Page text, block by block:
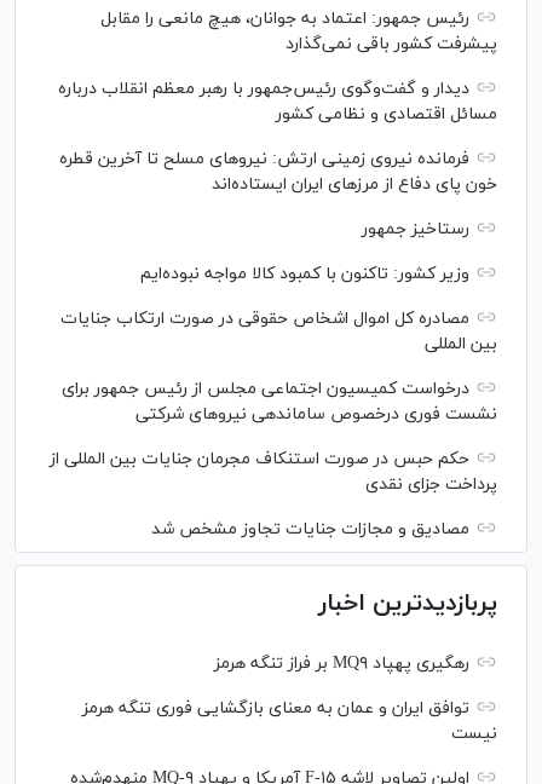
رئیس جمهور: اعتماد به جوانان، هیچ مانعی را مقابل
پیشرفت کشور باقی نمی‌گذارد
دیدار و گفت‌‌وگوی رئیس‌جمهور با رهبر معظم انقلاب درباره
مسائل اقتصادی و نظامی کشور
فرمانده نیروی زمینی ارتش: نیرو‌های مسلح تا آخرین قطره
خون پای دفاع از مرز‌های ایران ایستاده‌اند
رستاخیز جمهور
وزیر کشور: تاکنون با کمبود کالا مواجه نبوده‌ایم
مصادره کل اموال اشخاص حقوقی در صورت ارتکاب جنایات
بین المللی
درخواست کمیسیون اجتماعی مجلس از رئیس جمهور برای
نشست فوری درخصوص ساماندهی نیرو‌های شرکتی
حکم حبس در صورت استنکاف مجرمان جنایات بین المللی از
پرداخت جزای نقدی
مصادیق و مجازات جنایات تجاوز مشخص شد
پربازدیدترین اخبار
رهگیری پهپاد MQ۹ بر فراز تنگه هرمز
توافق ایران و عمان به معنای بازگشایی فوری تنگه هرمز
نیست
اولین تصاویر لاشه F-۱۵ آمریکا و پهپاد MQ-۹ منهدم‌شده